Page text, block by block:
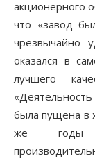
акционерного
что «завод
чрезвычайно
оказался в
лучшего
была пущена в
же годы